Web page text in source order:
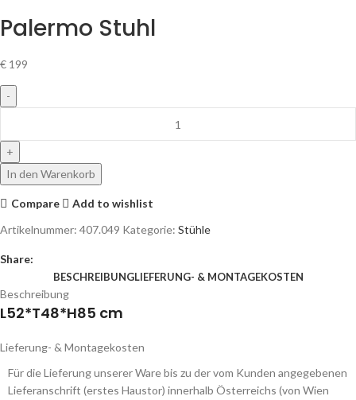
Palermo Stuhl
€ 199
In den Warenkorb
Compare
Add to wishlist
Artikelnummer: 407.049 Kategorie: Stühle
Share:
BESCHREIBUNGLIEFERUNG- & MONTAGEKOSTEN
Beschreibung
L52*T48*H85 cm
Lieferung- & Montagekosten
Für die Lieferung unserer Ware bis zu der vom Kunden angegebenen
Lieferanschrift (erstes Haustor) innerhalb Österreichs (von Wien